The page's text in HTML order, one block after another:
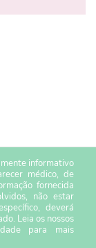
informativo
médico, de
fornecida
não estar
deverá
Leia os nossos
para mais